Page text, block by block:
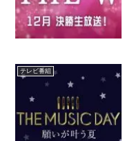
テレビ番組